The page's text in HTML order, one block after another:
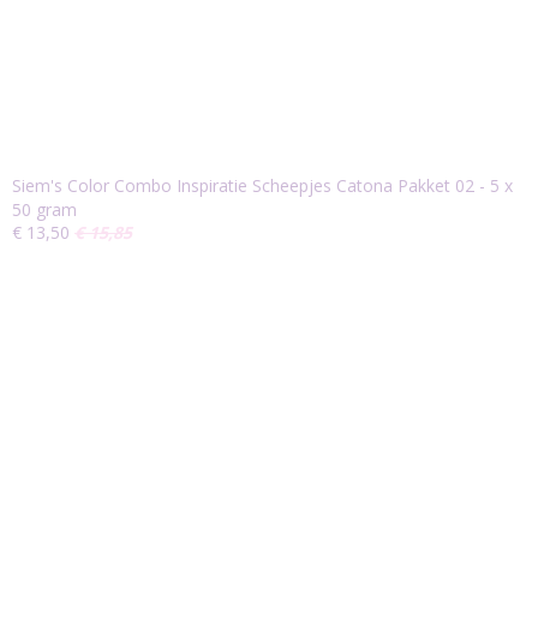
Siem's Color Combo Inspiratie Scheepjes Catona Pakket 02 - 5 x
50 gram
€ 13,50 € 15,85